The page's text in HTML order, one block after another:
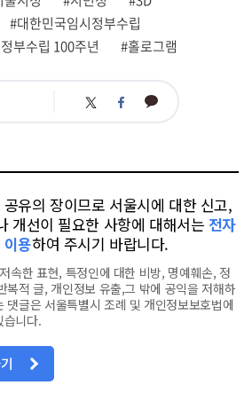
#대한민국임시정부수립
부수립 100주년
#홀로그램
트 페 카
유의 장이므로 서울시에 대한 신고,
개선이 필요한 사항에 대해서는 전자
이용하여 주시기 바랍니다.
속한 표현, 특정인에 대한 비방, 명예훼손, 정
복적 글, 개인정보 유출,그 밖에 공익을 저해하
댓글은 서울특별시 조례 및 개인정보보호법에
습니다.